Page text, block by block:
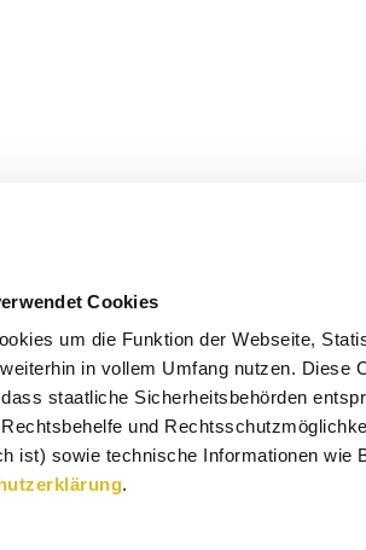
Cookies
um die Funktion der Webseite,
in vollem Umfang nutzen.
staatliche Sicherheitsbehörden
und
ist) sowie technische Informationen wie
.